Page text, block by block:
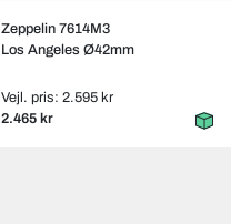
Zeppelin 7614M3
Los Angeles Ø42mm
Vejl. pris: 2.595 kr
2.465 kr